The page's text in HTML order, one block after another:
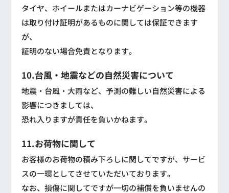
タイヤ、ホイールまたはカーナビゲーション等の機器
は取り付け証明があるものに関しては保証できます
が、
証明のない場合免責となります。
10.台風・地震などの自然災害について
地震・台風・大雨など、予測の難しい自然災害による
影響につきましては、
恐れ入りますが責任を負いかねます。
11.お荷物に関して
お客様のお荷物の積み下ろしに関してですが、サービ
スの一環としてさせていただいております。
なお、損傷に関してですが一切の補償を負いませんの